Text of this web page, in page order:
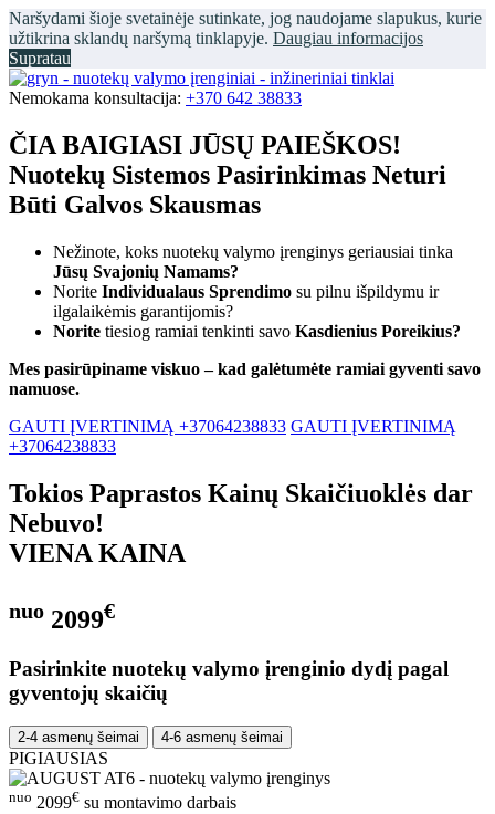
Naršydami šioje svetainėje sutinkate, jog naudojame slapukus, kurie
užtikrina sklandų naršymą tinklapyje. Daugiau informacijos
Supratau
Nemokama konsultacija: +370 642 38833
ČIA BAIGIASI JŪSŲ PAIEŠKOS!
Nuotekų Sistemos Pasirinkimas Neturi
Būti Galvos Skausmas
Nežinote, koks nuotekų valymo įrenginys geriausiai tinka
Jūsų Svajonių Namams?
Norite Individualaus Sprendimo su pilnu išpildymu ir
ilgalaikėmis garantijomis?
Norite tiesiog ramiai tenkinti savo Kasdienius Poreikius?
Mes pasirūpiname viskuo – kad galėtumėte ramiai gyventi savo
namuose.
GAUTI ĮVERTINIMĄ +37064238833 GAUTI ĮVERTINIMĄ
+37064238833
Tokios Paprastos Kainų Skaičiuoklės dar
Nebuvo!
VIENA KAINA
nuo 2099€
Pasirinkite nuotekų valymo įrenginio dydį pagal
gyventojų skaičių
2-4 asmenų šeimai 4-6 asmenų šeimai
PIGIAUSIAS
nuo 2099€ su montavimo darbais